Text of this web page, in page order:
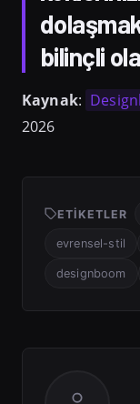
bilinçli
Kaynak:
2026
ETIKETLER
evrensel-stil
designboom